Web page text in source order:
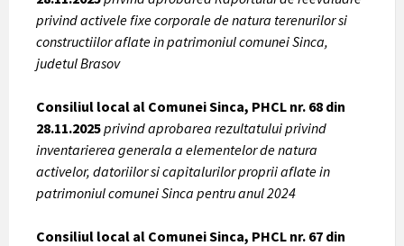
privind activele fixe corporale de natura terenurilor si
constructiilor aflate in patrimoniul comunei Sinca,
judetul Brasov
Consiliul local al Comunei Sinca, PHCL nr. 68 din
28.11.2025privind aprobarea rezultatului privind
inventarierea generala a elementelor de natura
activelor, datoriilor si capitalurilor proprii aflate in
patrimoniul comunei Sinca pentru anul 2024
Consiliul local al Comunei Sinca, PHCL nr. 67 din